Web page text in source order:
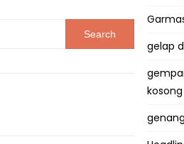
gelap
kosong